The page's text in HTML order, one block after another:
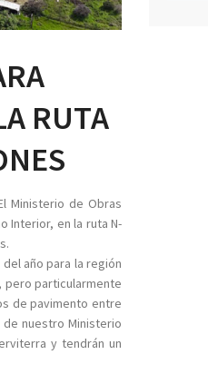
RUTA
Ministerio de Obras
Interior, en la ruta N-
año para la región
pero particularmente
de pavimento entre
nuestro Ministerio
y tendrán un